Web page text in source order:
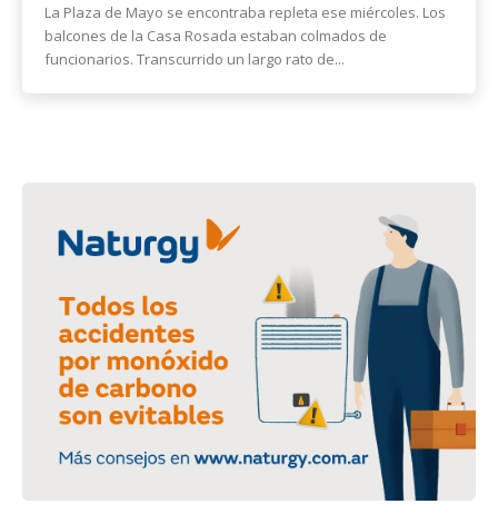
La Plaza de Mayo se encontraba repleta ese miércoles. Los
balcones de la Casa Rosada estaban colmados de
funcionarios. Transcurrido un largo rato de...